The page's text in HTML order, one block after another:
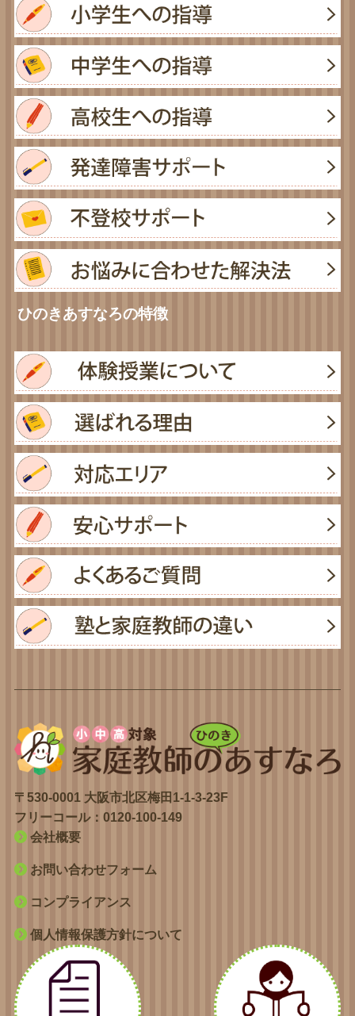
ひのきあすなろの特徴
〒530-0001 大阪市北区梅田1-1-3-23F
フリーコール： 0120-100-149
会社概要
お問い合わせフォーム
コンプライアンス
個人情報保護方針について